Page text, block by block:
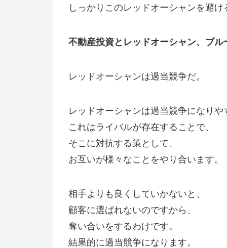
しっかりこのレッドオーシャンを避け
不動産投資とレッドオーシャン、ブ
レッドオーシャンは過当競争だ。
レッドオーシャンは過当競争になりや
これはライバルが存在することで、
そこに対抗する策として、
お互いが様々なことをやり合います。
相手よりも良くしていかないと、
顧客に選ばれないのですから、
奪い合いをするわけです。
結果的に過当競争になります。